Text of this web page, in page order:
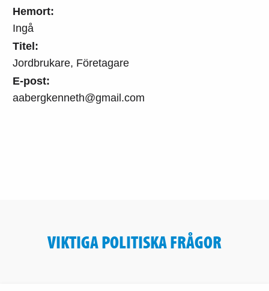
Hemort:
Ingå
Titel:
Jordbrukare, Företagare
E-post:
aabergkenneth@gmail.com
VIKTIGA POLITISKA FRÅGOR